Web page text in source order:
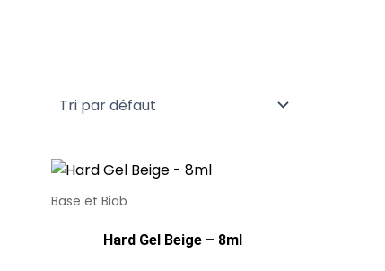
Base et Biab
Hard Gel Beige – 8ml